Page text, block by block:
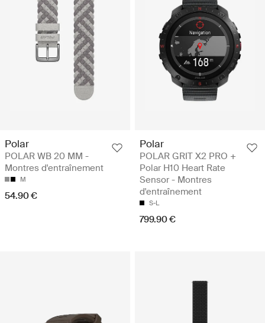
Polar
POLAR WB 20 MM -
Montres d'entraînement
M
54.90 €
Polar
POLAR GRIT X2 PRO +
Polar H10 Heart Rate
Sensor - Montres
d'entraînement
S-L
799.90 €